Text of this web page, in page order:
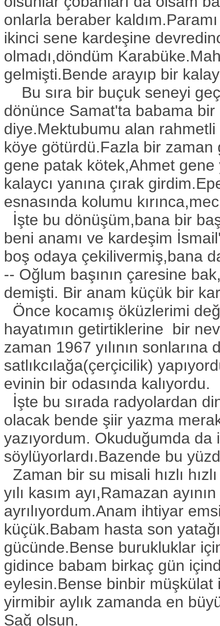
onlarla beraber
ikinci sene kardeşine
olmadı,döndüm
gelmişti.Bende arayıp bir
Bu sıra bir buçuk seneyi
dönünce Samat'ta babama
diye.Mektubumu alan
köye götürdü.Fazla bir zaman
gene patak kötek,Ahmet
kalaycı yanına çırak
esnasında kolumu
İşte bu dönüşüm,bana bir
beni anamı ve kardeşim
boş odaya çekilivermiş,bana
-- Oğlum başının çaresine
demişti. Bir anam küçük bir
Önce kocamış öküzlerimi
hayatımın getirtiklerine bir
zaman 1967 yılının
satlıkcılağa(çerçicilik)
evinin bir odasında kalıyordu.
İşte bu sırada radyolardan
olacak bende şiir yazma
yazıyordum. Okuduğumda
söylüyorlardı.Bazende bu
Zaman bir su misali hızlı
yılı kasım ayı,Ramazan
ayrılıyordum.Anam ihtiyar
küçük.Babam hasta son
gücünde.Bense burukluklar
gidince babam birkaç gün
eylesin.Bense binbir
yirmibir aylık zamanda en
Sağ olsun.